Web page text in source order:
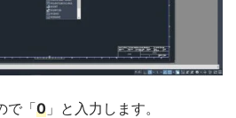
で「0 」と入力します。